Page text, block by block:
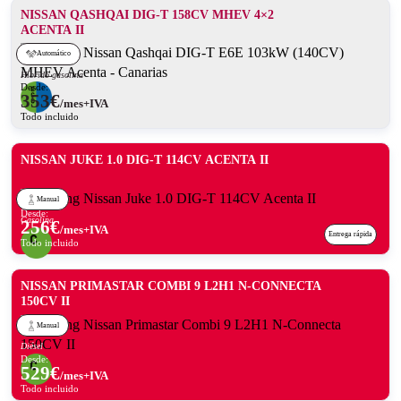
NISSAN QASHQAI DIG-T 158CV MHEV 4×2
ACENTA II
Automático
Híbrido gasolina
Desde:
353€/mes+IVA
Todo incluido
NISSAN JUKE 1.0 DIG-T 114CV ACENTA II
Manual
Gasolina
Desde:
256€/mes+IVA
Todo incluido
Entrega rápida
NISSAN PRIMASTAR COMBI 9 L2H1 N-CONNECTA
150CV II
Manual
Diésel
Desde:
529€/mes+IVA
Todo incluido